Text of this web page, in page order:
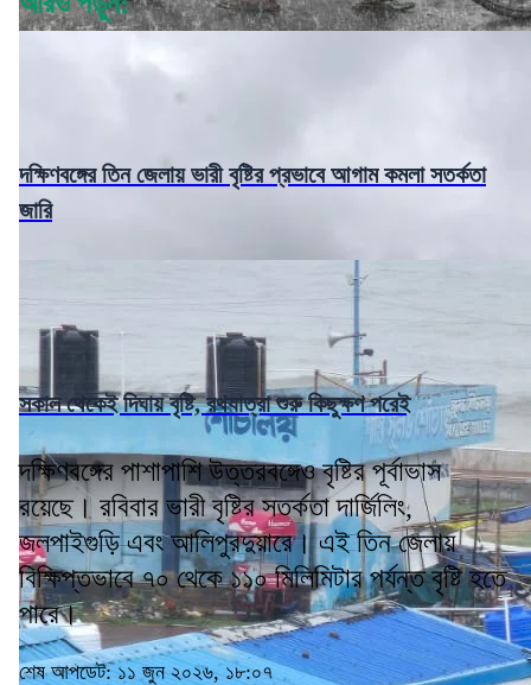
দক্ষিণবঙ্গের তিন জেলায় ভারী বৃষ্টির প্রভাবে আগাম কমলা সতর্কতা
জারি
সকাল থেকেই দিঘায় বৃষ্টি, রথযাত্রা শুরু কিছুক্ষণ পরেই
দক্ষিণবঙ্গের পাশাপাশি উত্তরবঙ্গেও বৃষ্টির পূর্বাভাস
রয়েছে। রবিবার ভারী বৃষ্টির সতর্কতা দার্জিলিং,
জলপাইগুড়ি এবং আলিপুরদুয়ারে। এই তিন জেলায়
বিক্ষিপ্তভাবে ৭০ থেকে ১১০ মিলিমিটার পর্যন্ত বৃষ্টি হতে
পারে।
শেষ আপডেট: ১১ জুন ২০২৬, ১৮:০৭